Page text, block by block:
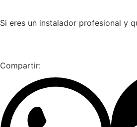
Si eres un instalador profesional y
Compartir: